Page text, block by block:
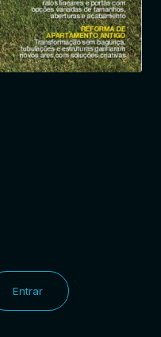
Entrar